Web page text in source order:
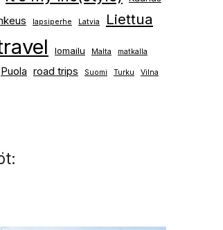
lapsiperhe Latvia Liettua
lomailu Malta matkalla
Puola road trips Suomi Turku
Vilna